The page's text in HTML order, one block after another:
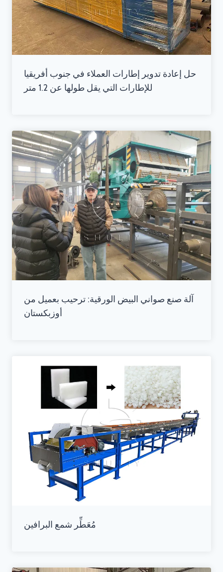
حل إعادة تدوير إطارات العملاء في جنوب أفريقيا
للإطارات التي يقل طولها عن 1.2 متر
آلة صنع صواني البيض الورقية: ترحيب بعميل من
أوزبكستان
مُعَطِّر شمع البرافين